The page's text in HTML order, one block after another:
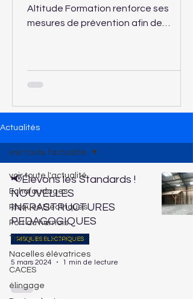
Altitude Formation renforce ses
mesures de prévention afin de
Actualités
voir toute l'actualité
Echafaudages
Risques Electriques
Port du harnais
Travail sur cordes
Nacelles élévatrices
CACES
élingage
voir toute l'actualité
📢Élevons les Standards !
NOUVELLES
INFRASTRUCTURES
PEDAGOGIQUES
RISQUES ELECTRIQUES
5 mars 2024 1 min de lecture